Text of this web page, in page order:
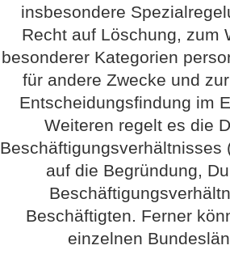
insbesondere
Recht auf Löschung, zum
besonderer Kategorien
für andere Zwecke und
Entscheidungsfindung im
Weiteren regelt es die
Beschäftigungsverhältnisses
auf die Begründung,
Beschäftigten. Ferner
einzelnen